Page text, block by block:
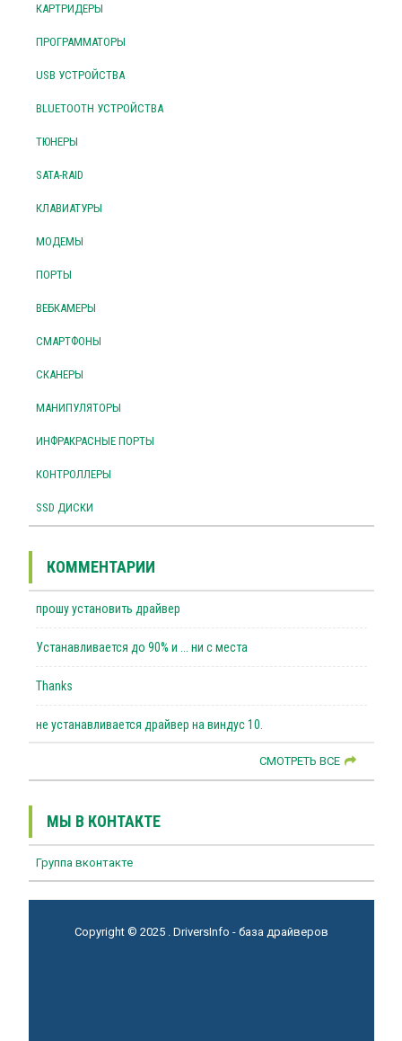
КАРТРИДЕРЫ
ПРОГРАММАТОРЫ
USB УСТРОЙСТВА
BLUETOOTH УСТРОЙСТВА
ТЮНЕРЫ
SATA-RAID
КЛАВИАТУРЫ
МОДЕМЫ
ПОРТЫ
ВЕБКАМЕРЫ
СМАРТФОНЫ
СКАНЕРЫ
МАНИПУЛЯТОРЫ
ИНФРАКРАСНЫЕ ПОРТЫ
КОНТРОЛЛЕРЫ
SSD ДИСКИ
КОММЕНТАРИИ
прошу установить драйвер
Устанавливается до 90% и ... ни с места
Thanks
не устанавливается драйвер на виндус 10.
СМОТРЕТЬ ВСЕ
МЫ В КОНТАКТЕ
Группа вконтакте
Copyright © 2025 . DriversInfo - база драйверов